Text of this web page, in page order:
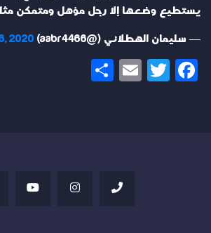
يستطيع وضعها إلا رجل مؤهل ومتمكن مثله
— سليمان الهطلاني (@aabr4466) 2020
Facebook
Twitter
Email